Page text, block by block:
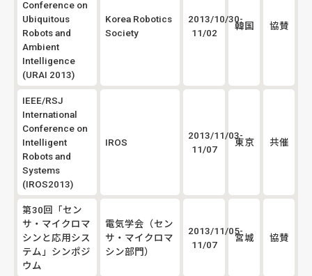
Conference on
Ubiquitous
Robots and
Ambient
Intelligence
(URAI 2013)
Korea Robotics
Society
2013/10/30-
11/02
韓国 協賛
IEEE/RSJ
International
Conference on
Intelligent
Robots and
Systems
(IROS2013)
IROS
2013/11/03-
11/07
東京 共催
第30回「セン
サ・マイクロマ
シンと応用シス
テム」シンポジ
ウム
電気学会（セン
サ・マイクロマ
シン部門）
2013/11/05-
11/07
宮城 協賛